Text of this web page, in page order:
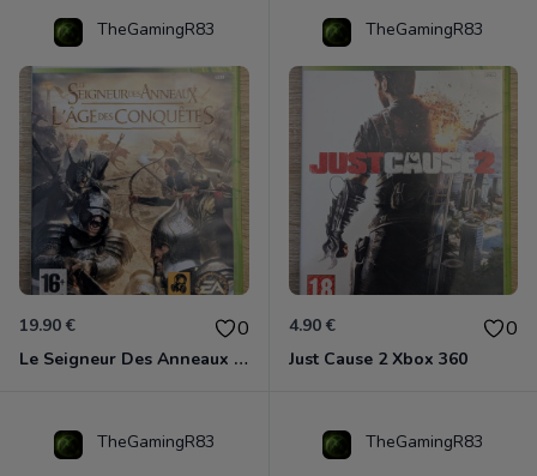
TheGamingR83
19.90 € 0
Le Seigneur Des Anneaux - L'âge Des Conquêtes Xbox 360
TheGamingR83
4.90 € 0
Just Cause 2 Xbox 360
TheGamingR83 TheGamingR83